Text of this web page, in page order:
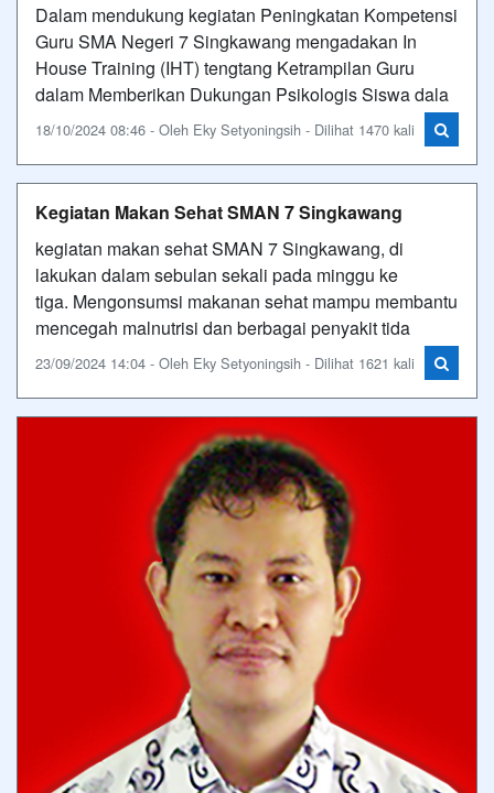
Dalam mendukung kegiatan Peningkatan Kompetensi
Guru SMA Negeri 7 Singkawang mengadakan In
House Training (IHT) tengtang Ketrampilan Guru
dalam Memberikan Dukungan Psikologis Siswa dala
18/10/2024 08:46 - Oleh Eky Setyoningsih - Dilihat 1470 kali
Kegiatan Makan Sehat SMAN 7 Singkawang
kegiatan makan sehat SMAN 7 Singkawang, di
lakukan dalam sebulan sekali pada minggu ke
tiga. Mengonsumsi makanan sehat mampu membantu
mencegah malnutrisi dan berbagai penyakit tida
23/09/2024 14:04 - Oleh Eky Setyoningsih - Dilihat 1621 kali